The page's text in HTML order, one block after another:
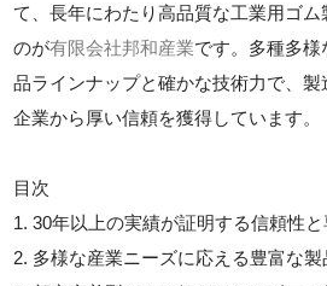
て、長年にわたり高品質な工業用ゴ
のが有限会社邦和産業です。多種多
品ラインナップと確かな技術力で、
企業から厚い信頼を獲得しています。
目次
1. 30年以上の実績が証明する信頼性
2. 多様な産業ニーズに応える豊富な